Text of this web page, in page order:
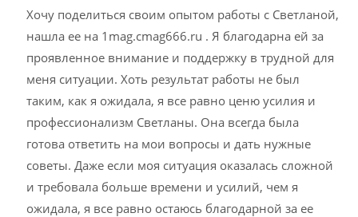
Хочу поделиться своим опытом работы с Светланой,
нашла ее на 1mag.cmag666.ru . Я благодарна ей за
проявленное внимание и поддержку в трудной для
меня ситуации. Хоть результат работы не был
таким, как я ожидала, я все равно ценю усилия и
профессионализм Светланы. Она всегда была
готова ответить на мои вопросы и дать нужные
советы. Даже если моя ситуация оказалась сложной
и требовала больше времени и усилий, чем я
ожидала, я все равно остаюсь благодарной за ее